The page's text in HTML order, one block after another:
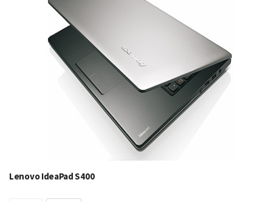
Lenovo IdeaPad S400